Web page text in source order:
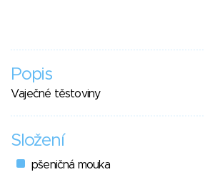
Popis
Vaječné těstoviny
Složení
pšeničná mouka